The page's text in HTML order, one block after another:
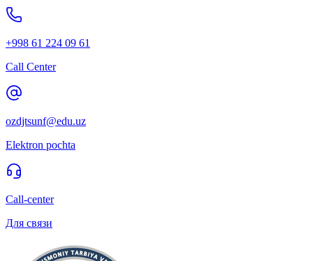
+998 61 224 09 61
Call Center
ozdjtsunf@edu.uz
Elektron pochta
Call-center
Для связи